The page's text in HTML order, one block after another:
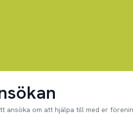
ansöka om att hjälpa till med er